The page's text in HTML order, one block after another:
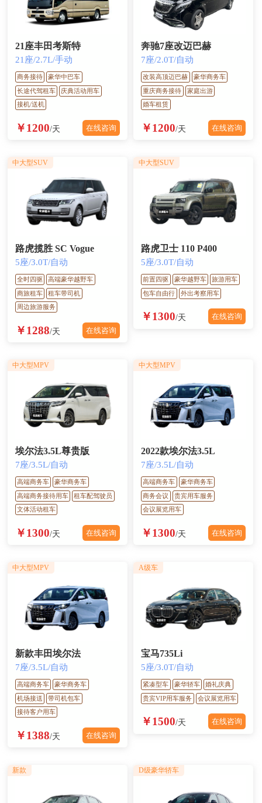
21座丰田考斯特
21座/2.7L/手动
商务接待
豪华中巴车
长途代驾租车
庆典活动用车
接机/送机
￥1200/天 在线咨询
奔驰7座改迈巴赫
7座/2.0T/自动
改装高顶迈巴赫
豪华商务车
重庆商务接待
家庭出游
婚车租赁
￥1200/天 在线咨询
路虎揽胜 SC Vogue
5座/3.0T/自动
全时四驱
高端豪华越野车
商旅租车
租车带司机
周边旅游服务
￥1288/天 在线咨询
中大型SUV
路虎卫士 110 P400
5座/3.0T/自动
前置四驱 豪华越野车
旅游用车
包车自由行
外出考察用车
￥1300/天 在线咨询
中大型SUV
埃尔法3.5L尊贵版
7座/3.5L/自动
高端商务车
豪华商务车
高端商务接待用车
租车配驾驶员
文体活动租车
￥1300/天 在线咨询
中大型MPV
2022款埃尔法3.5L
7座/3.5L/自动
高端商务车
豪华商务车
商务会议
贵宾用车服务
会议展览用车
￥1300/天 在线咨询
中大型MPV
新款丰田埃尔法
7座/3.5L/自动
高端商务车
豪华商务车
机场接送
带司机包车
接待客户用车
￥1388/天 在线咨询
中大型MPV
宝马735Li
5座/3.0T/自动
紧凑型车 豪华轿车
婚礼庆典
贵宾VIP用车服务
会议展览用车
￥1500/天 在线咨询
A级车
新款 D级豪华轿车